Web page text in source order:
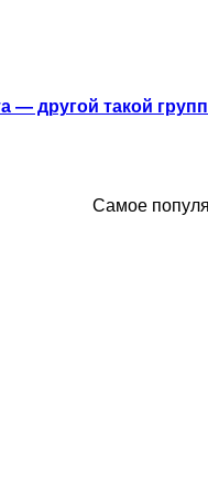
— другой такой
Самое